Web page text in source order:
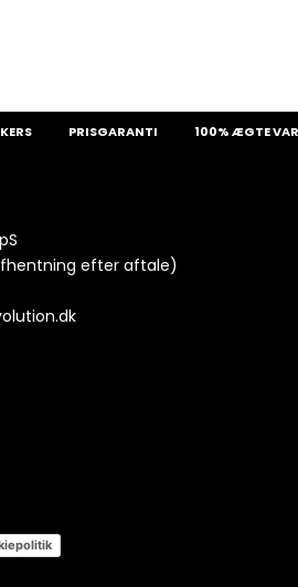
PRISGARANTI 100% ÆGTE
efter aftale)